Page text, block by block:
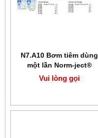
N7.A10 Bơm tiêm dùng
một lần Norm-ject®
(Norm-ject® Single use
Syringe)
Vui lòng gọi